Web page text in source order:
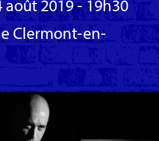
août 2019 - 19h30
Clermont-en-